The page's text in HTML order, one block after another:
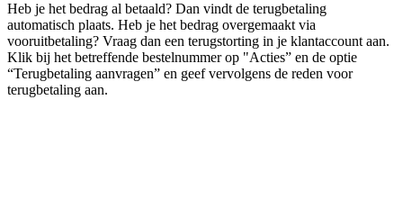
Heb je het bedrag al betaald? Dan vindt de terugbetaling
automatisch plaats. Heb je het bedrag overgemaakt via
vooruitbetaling? Vraag dan een terugstorting in je klantaccount aan.
Klik bij het betreffende bestelnummer op "Acties” en de optie
“Terugbetaling aanvragen” en geef vervolgens de reden voor
terugbetaling aan.